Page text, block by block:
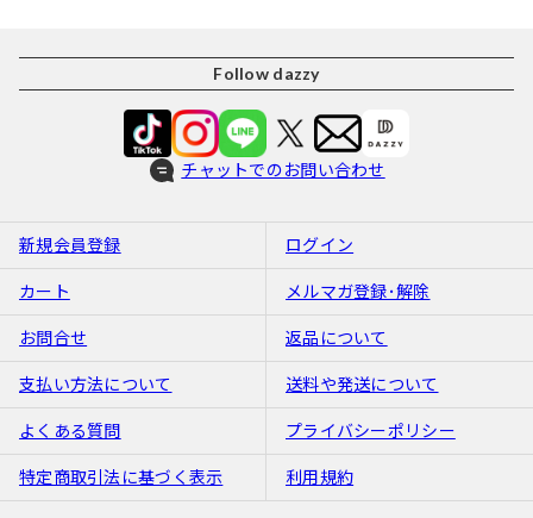
Follow dazzy
チャットでのお問い合わせ
新規会員登録 ログイン
カート メルマガ登録･解除
お問合せ 返品について
支払い方法について 送料や発送について
よくある質問 プライバシーポリシー
特定商取引法に基づく表示 利用規約